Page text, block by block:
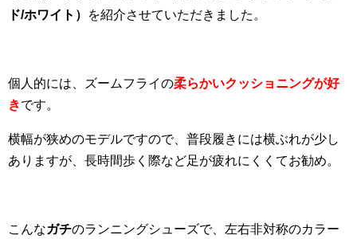
ド/ホワイト）
を紹介させていただきました。
個人的には、ズームフライの柔らかいクッショニングが好
きです。
横幅が狭めのモデルですので、普段履きには横ぶれが少し
ありますが、長時間歩く際など足が疲れにくくてお勧め。
こんなガチのランニングシューズで、左右非対称のカラー